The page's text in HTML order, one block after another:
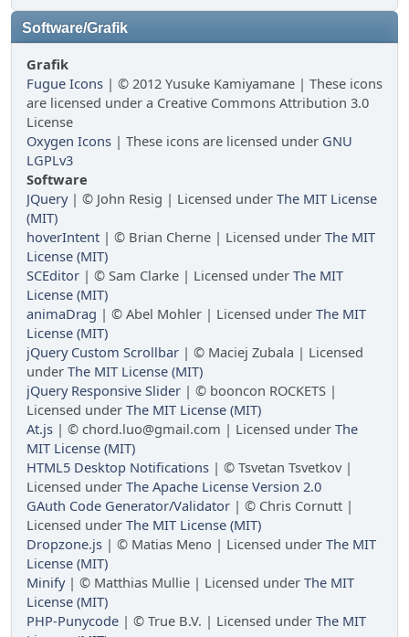
Software/Grafik
Grafik
Fugue Icons | © 2012 Yusuke Kamiyamane | These icons
are licensed under a Creative Commons Attribution 3.0
License
Oxygen Icons | These icons are licensed under GNU
LGPLv3
Software
JQuery| © John Resig | Licensed under The MIT License
(MIT)
hoverIntent | © Brian Cherne | Licensed under The MIT
License (MIT)
SCEditor | © Sam Clarke | Licensed under The MIT
License (MIT)
animaDrag | © Abel Mohler | Licensed under The MIT
License (MIT)
jQuery Custom Scrollbar | © Maciej Zubala | Licensed
under The MIT License (MIT)
jQuery Responsive Slider | © booncon ROCKETS |
Licensed under The MIT License (MIT)
At.js | © chord.luo@gmail.com | Licensed under The
MIT License (MIT)
HTML5 Desktop Notifications | © Tsvetan Tsvetkov |
Licensed under The Apache License Version 2.0
GAuth Code Generator/Validator | © Chris Cornutt |
Licensed under The MIT License (MIT)
Dropzone.js | © Matias Meno | Licensed under The MIT
License (MIT)
Minify| © Matthias Mullie | Licensed under The MIT
License (MIT)
PHP-Punycode | © True B.V. | Licensed under The MIT